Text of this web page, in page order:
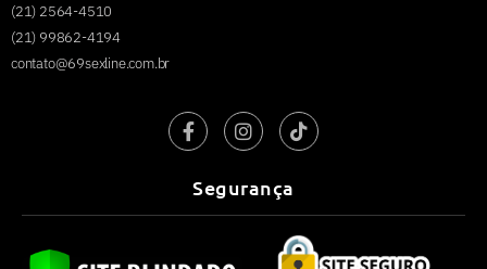
(21) 2564-4510
(21) 99862-4194
contato@69sexline.com.br
Segurança